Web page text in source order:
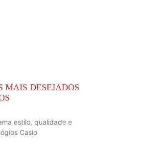
MAIS DESEJADOS
estilo, qualidade e
Casio